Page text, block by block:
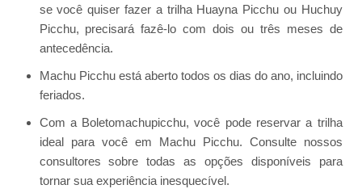
se você quiser fazer a trilha Huayna Picchu ou Huchuy
Picchu, precisará fazê-lo com dois ou três meses de
antecedência.
Machu Picchu está aberto todos os dias do ano, incluindo
feriados.
Com a Boletomachupicchu, você pode reservar a trilha
ideal para você em Machu Picchu. Consulte nossos
consultores sobre todas as opções disponíveis para
tornar sua experiência inesquecível.